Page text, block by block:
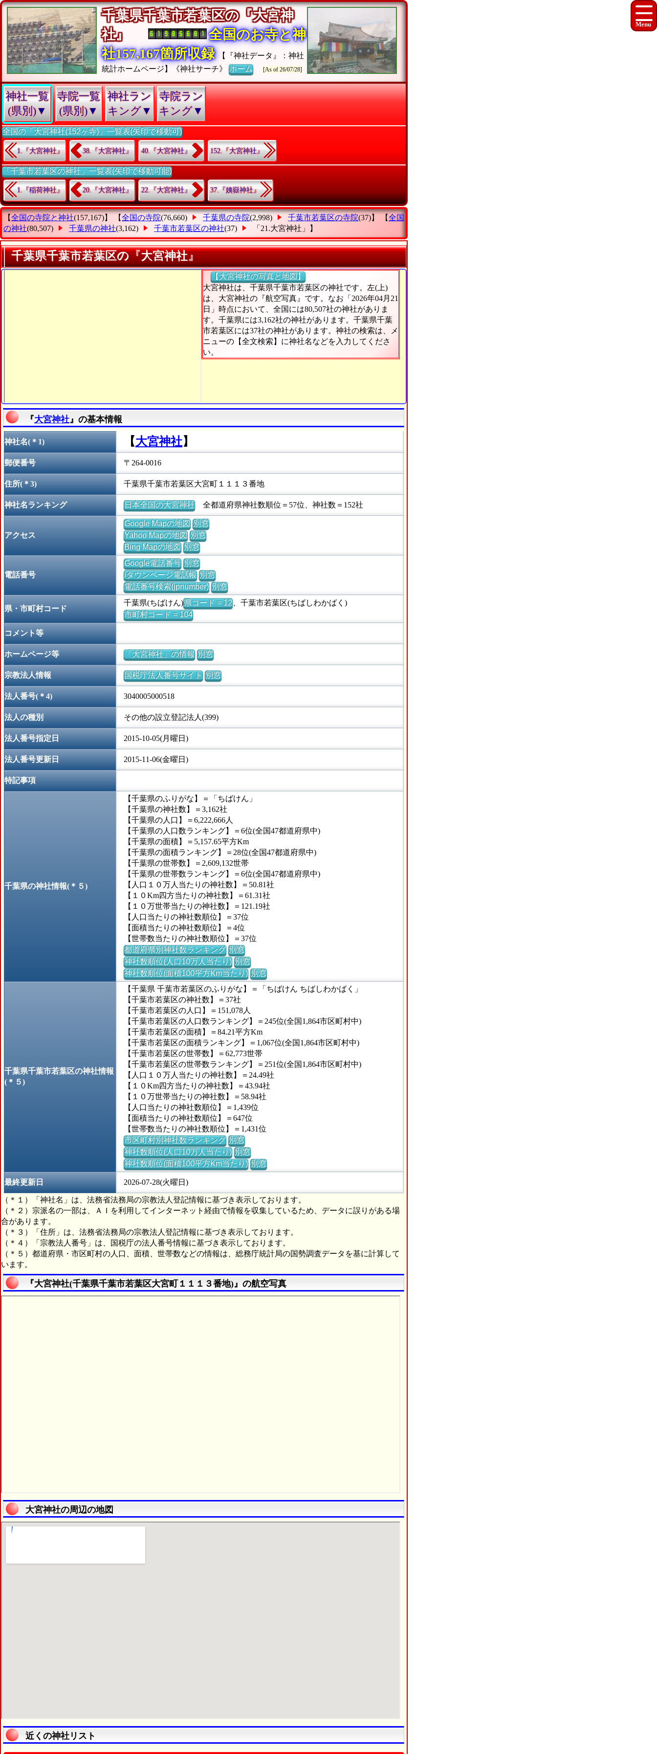
千葉県千葉市若葉区の『大宮神
社』
全国のお寺と神
社157,167箇所収録
【『神社データ』：神社
統計ホームページ】《神社サーチ》ホーム [As of 26/07/28]
神社一覧
(県別)▼
寺院一覧
(県別)▼
神社ラン
キング▼
寺院ラン
キング▼
全国の「大宮神社(152ヶ寺)」一覧表(矢印で移動可)
1.『大宮神社』 38.『大宮神社』 40.『大宮神社』 152.『大宮神社』
「千葉市若葉区の神社」一覧表(矢印で移動可能)
1.『稲荷神社』 20.『大宮神社』 22.『大宮神社』 37.『姨嶽神社』
【全国の寺院と神社(157,167)】 【全国の寺院(76,660) 千葉県の寺院(2,998) 千葉市若葉区の寺院(37)】 【全国
の神社(80,507) 千葉県の神社(3,162) 千葉市若葉区の神社(37) 「21.大宮神社」 】
千葉県千葉市若葉区の『大宮神社』
【大宮神社の写真と地図】
大宮神社は、千葉県千葉市若葉区の神社です。左(上)
は、大宮神社の『航空写真』です。なお「2026年04月21
日」時点において、全国には80,507社の神社がありま
す。千葉県には3,162社の神社があります。千葉県千葉
市若葉区には37社の神社があります。神社の検索は、メ
ニューの【全文検索】に神社名などを入力してくださ
い。
『大宮神社 』の基本情報
神社名(＊1) 【大宮神社】
郵便番号 〒264-0016
住所(＊3) 千葉県千葉市若葉区大宮町１１１３番地
神社名ランキング 日本全国の大宮神社全都道府県神社数順位＝57位、神社数＝152社
アクセス
Google Mapの地図 別窓
Yahoo Mapの地図 別窓
Bing Mapの地図 別窓
電話番号
Google電話番号 別窓
iタウンページ電話帳 別窓
電話番号検索(jpnumber) 別窓
県・市町村コード
千葉県(ちばけん)県コード = 12、千葉市若葉区(ちばしわかばく)
市町村コード = 104
コメント等
ホームページ等 「大宮神社」の情報 別窓
宗教法人情報 国税庁法人番号サイト 別窓
法人番号(＊4) 3040005000518
法人の種別 その他の設立登記法人(399)
法人番号指定日 2015-10-05(月曜日)
法人番号更新日 2015-11-06(金曜日)
特記事項
千葉県の神社情報(＊５)
【千葉県のふりがな】＝「ちばけん」
【千葉県の神社数】＝3,162社
【千葉県の人口】＝6,222,666人
【千葉県の人口数ランキング】＝6位(全国47都道府県中)
【千葉県の面積】＝5,157.65平方Km
【千葉県の面積ランキング】＝28位(全国47都道府県中)
【千葉県の世帯数】＝2,609,132世帯
【千葉県の世帯数ランキング】＝6位(全国47都道府県中)
【人口１０万人当たりの神社数】＝50.81社
【１０Km四方当たりの神社数】＝61.31社
【１０万世帯当たりの神社数】＝121.19社
【人口当たりの神社数順位】＝37位
【面積当たりの神社数順位】＝4位
【世帯数当たりの神社数順位】＝37位
都道府県別神社数ランキング 別窓
神社数順位(人口10万人当たり) 別窓
神社数順位(面積100平方Km当たり) 別窓
千葉県千葉市若葉区の神社情報
(＊５)
【千葉県 千葉市若葉区のふりがな】＝「ちばけん ちばしわかばく」
【千葉市若葉区の神社数】＝37社
【千葉市若葉区の人口】＝151,078人
【千葉市若葉区の人口数ランキング】＝245位(全国1,864市区町村中)
【千葉市若葉区の面積】＝84.21平方Km
【千葉市若葉区の面積ランキング】＝1,067位(全国1,864市区町村中)
【千葉市若葉区の世帯数】＝62,773世帯
【千葉市若葉区の世帯数ランキング】＝251位(全国1,864市区町村中)
【人口１０万人当たりの神社数】＝24.49社
【１０Km四方当たりの神社数】＝43.94社
【１０万世帯当たりの神社数】＝58.94社
【人口当たりの神社数順位】＝1,439位
【面積当たりの神社数順位】＝647位
【世帯数当たりの神社数順位】＝1,431位
市区町村別神社数ランキング 別窓
神社数順位(人口10万人当たり) 別窓
神社数順位(面積100平方Km当たり) 別窓
最終更新日 2026-07-28(火曜日)
（＊１）「神社名」は、法務省法務局の宗教法人登記情報に基づき表示しております。
（＊２）宗派名の一部は、ＡＩを利用してインターネット経由で情報を収集しているため、データに誤りがある場
合があります。
（＊３）「住所」は、法務省法務局の宗教法人登記情報に基づき表示しております。
（＊４）「宗教法人番号」は、国税庁の法人番号情報に基づき表示しております。
（＊５）都道府県・市区町村の人口、面積、世帯数などの情報は、総務庁統計局の国勢調査データを基に計算して
います。
『大宮神社(千葉県千葉市若葉区大宮町１１１３番地)』の航空写真
大宮神社の周辺の地図
近くの神社リスト